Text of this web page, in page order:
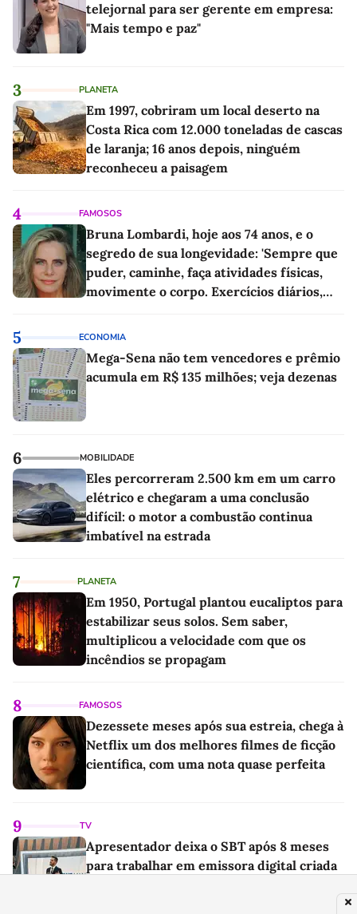
telejornal para ser gerente em empresa:
"Mais tempo e paz"
3 PLANETA
Em 1997, cobriram um local deserto na
Costa Rica com 12.000 toneladas de cascas
de laranja; 16 anos depois, ninguém
reconheceu a paisagem
4 FAMOSOS
Bruna Lombardi, hoje aos 74 anos, e o
segredo de sua longevidade: 'Sempre que
puder, caminhe, faça atividades físicas,
movimente o corpo. Exercícios diários,
5 ECONOMIA
Mega-Sena não tem vencedores e prêmio
acumula em R$ 135 milhões; veja dezenas
6 MOBILIDADE
Eles percorreram 2.500 km em um carro
elétrico e chegaram a uma conclusão
difícil: o motor a combustão continua
imbatível na estrada
7 PLANETA
Em 1950, Portugal plantou eucaliptos para
estabilizar seus solos. Sem saber,
multiplicou a velocidade com que os
incêndios se propagam
8 FAMOSOS
Dezessete meses após sua estreia, chega à
Netflix um dos melhores filmes de ficção
científica, com uma nota quase perfeita
9 TV
Apresentador deixa o SBT após 8 meses
para trabalhar em emissora digital criada